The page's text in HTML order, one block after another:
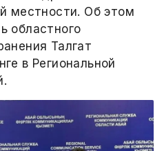
местности. Об этом
областного
Талгат
в Региональной